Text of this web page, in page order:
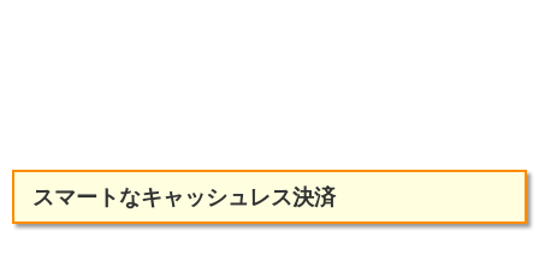
スマートなキャッシュレス決済